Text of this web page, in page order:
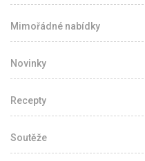
Mimořádné nabídky
Novinky
Recepty
Soutěže